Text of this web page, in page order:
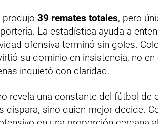
produjo 39 remates totales, pero
La estadística ayuda a
ofensiva terminó sin goles.
su dominio en insistencia, no
inquietó con claridad.
revela una constante del fútbol de
dispara, sino quien mejor decide.